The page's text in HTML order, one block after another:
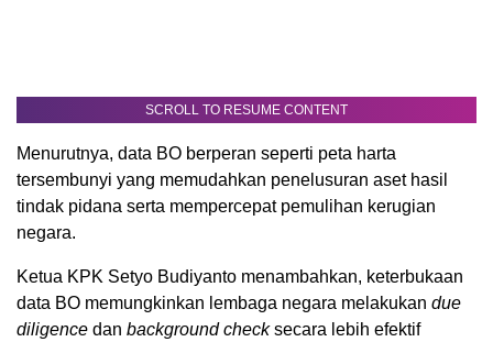
SCROLL TO RESUME CONTENT
Menurutnya, data BO berperan seperti peta harta
tersembunyi yang memudahkan penelusuran aset hasil
tindak pidana serta mempercepat pemulihan kerugian
negara.
Ketua KPK Setyo Budiyanto menambahkan, keterbukaan
data BO memungkinkan lembaga negara melakukan due
diligence dan background checksecara lebih efektif